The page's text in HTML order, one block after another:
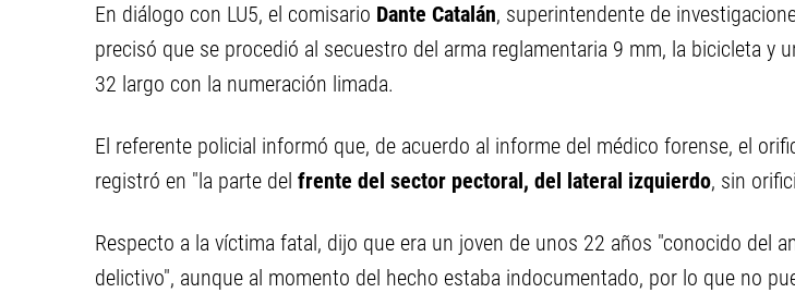
En diálogo con LU5, el comisario Dante Catalán, superintendente de
precisó que se procedió al secuestro del arma reglamentaria 9 mm, la bicicleta y
32 largo con la numeración limada.
El referente policial informó que, de acuerdo al informe del médico forense, el
registró en "la parte del frente del sector pectoral, del lateral izquierdo, sin
Respecto a la víctima fatal, dijo que era un joven de unos 22 años "conocido del
delictivo", aunque al momento del hecho estaba indocumentado, por lo que no